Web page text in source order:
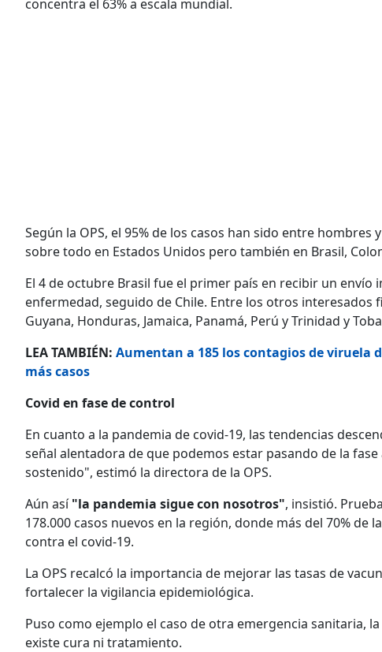
concentra el 63% a escala mundial.
Según la OPS, el 95% de los casos han sido entre
sobre todo en Estados Unidos pero también en Brasil,
El 4 de octubre Brasil fue el primer país en recibir un envío
enfermedad, seguido de Chile. Entre los otros interesados
Guyana, Honduras, Jamaica, Panamá, Perú y Trinidad y
LEA TAMBIÉN: Aumentan a 185 los contagios de viruela
más casos
Covid en fase de control
En cuanto a la pandemia de covid-19, las tendencias
señal alentadora de que podemos estar pasando de la
sostenido", estimó la directora de la OPS.
Aún así"la pandemia sigue con nosotros", insistió.
178.000 casos nuevos en la región, donde más del 70%
contra el covid-19.
La OPS recalcó la importancia de mejorar las tasas de
fortalecer la vigilancia epidemiológica.
Puso como ejemplo el caso de otra emergencia sanitaria,
existe cura ni tratamiento.